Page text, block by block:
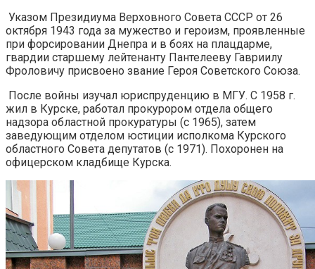
Указом Президиума Верховного Совета СССР от 26
октября 1943 года за мужество и героизм, проявленные
при форсировании Днепра и в боях на плацдарме,
гвардии старшему лейтенанту Пантелееву Гавриилу
Фроловичу присвоено звание Героя Советского Союза.
После войны изучал юриспруденцию в МГУ. С 1958 г.
жил в Курске, работал прокурором отдела общего
надзора областной прокуратуры (с 1965), затем
заведующим отделом юстиции исполкома Курского
областного Совета депутатов (с 1971). Похоронен на
офицерском кладбище Курска.